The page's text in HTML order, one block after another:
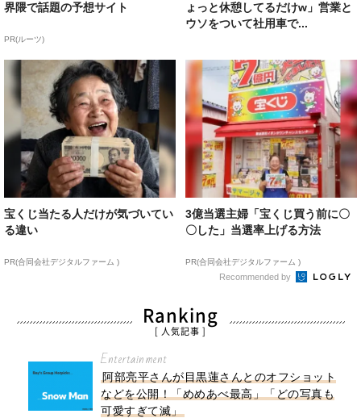
界隈で話題の予想サイト
PR(ルーツ)
ょっと休憩してるだけw」営業と
ウソをついて社用車で...
宝くじ当たる人だけが気づいてい
る違い
PR(合同会社デジタルファーム )
3億当選主婦「宝くじ買う前に〇
〇した」当選率上げる方法
PR(合同会社デジタルファーム )
Recommended by
Ranking
[ 人気記事 ]
Entertainment
阿部亮平さんが目黒蓮さんとのオフショット
などを公開！「めめあべ最高」「どの写真も
可愛すぎて滅」